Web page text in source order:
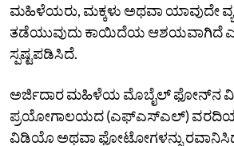
ಮಹಿಳೆಯರು, ಮಕ್ಕಳು ಅಥವಾ ಯಾವುದೇ
ತಡೆಯುವುದು ಕಾಯಿದೆಯ ಆಶಯವಾಗಿದೆ
ಸ್ಪಷ್ಟಪಡಿಸಿದೆ.
ಅರ್ಜಿದಾರ ಮಹಿಳೆಯ ಮೊಬೈಲ್ ಫೋನ್‌ನ
ಪ್ರಯೋಗಾಲಯದ (ಎಫ್‌ಎಸ್‌ಎಲ್)
ವಿಡಿಯೊ ಅಥವಾ ಫೋಟೋಗಳನ್ನು ರವಾನಿಸಿದ